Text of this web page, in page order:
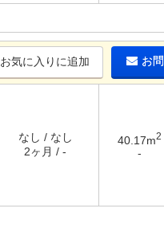
お気に入りに追加 お
なし / なし
2ヶ月 / -
40.17m2
-